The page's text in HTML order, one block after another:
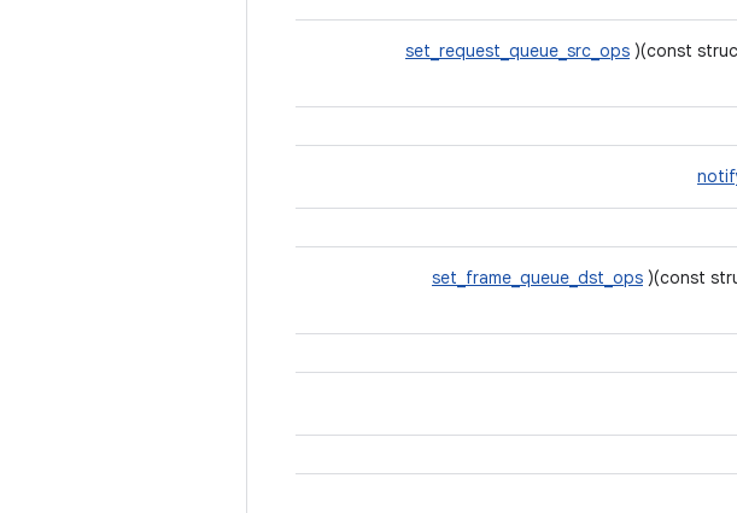
set_request_queue_src_ops )(const
set_frame_queue_dst_ops )(const